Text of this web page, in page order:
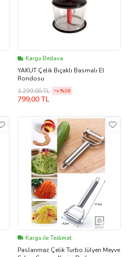
Kargo Bedava
YAKUT Çelik Bıçaklı Basmalı El
Rondosu
1.299,00 TL
%38
799,00 TL
Kargo ile Teslimat
Paslanmaz Çelik Turbo Jülyen Meyve